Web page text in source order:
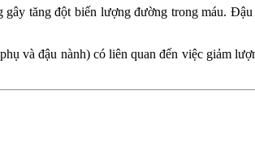
tăng đột biến lượng đường trong máu.
và đậu nành) có liên quan đến việc giảm